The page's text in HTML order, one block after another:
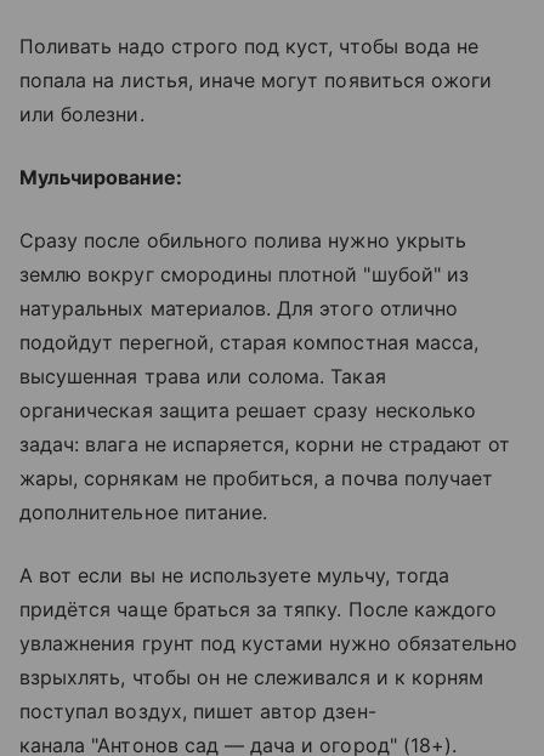
Поливать надо строго под куст, чтобы вода не
попала на листья, иначе могут появиться ожоги
или болезни.
Мульчирование:
Сразу после обильного полива нужно укрыть
землю вокруг смородины плотной "шубой" из
натуральных материалов. Для этого отлично
подойдут перегной, старая компостная масса,
высушенная трава или солома. Такая
органическая защита решает сразу несколько
задач: влага не испаряется, корни не страдают от
жары, сорнякам не пробиться, а почва получает
дополнительное питание.
А вот если вы не используете мульчу, тогда
придётся чаще браться за тяпку. После каждого
увлажнения грунт под кустами нужно обязательно
взрыхлять, чтобы он не слеживался и к корням
поступал воздух, пишет автор дзен-
канала "Антонов сад — дача и огород" (18+).